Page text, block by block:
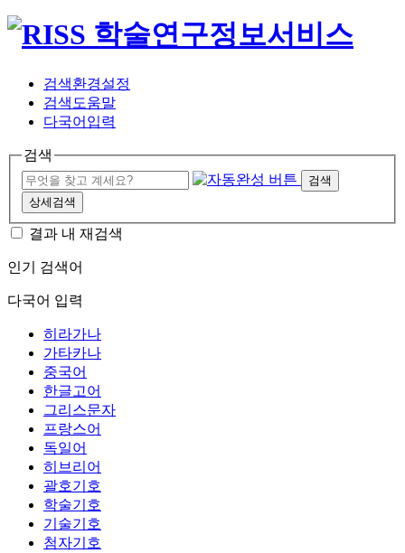
검색환경설정
검색도움말
다국어입력
검색
검색
상세검색
결과 내 재검색
인기 검색어
다국어 입력
히라가나
가타카나
중국어
한글고어
그리스문자
프랑스어
독일어
히브리어
괄호기호
학술기호
기술기호
첨자기호